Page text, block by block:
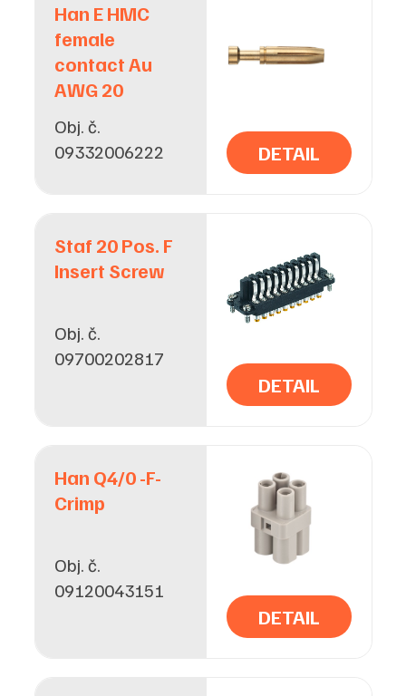
Han E HMC
female
contact Au
AWG 20
Obj. č.
09332006222
DETAIL
Staf 20 Pos. F
Insert Screw
Obj. č.
09700202817
DETAIL
Han Q4/0 -F-
Crimp
Obj. č.
09120043151
DETAIL